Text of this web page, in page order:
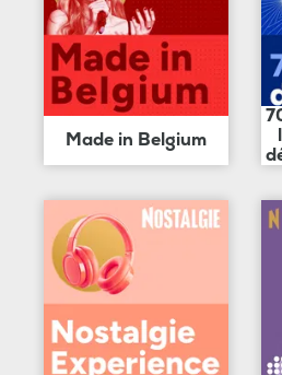
Made in Belgium